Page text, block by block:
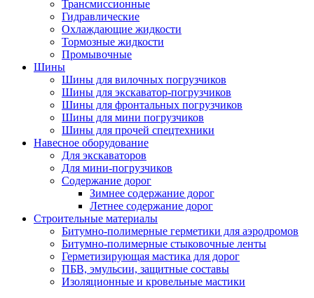
Трансмиссионные
Гидравлические
Охлаждающие жидкости
Тормозные жидкости
Промывочные
Шины
Шины для вилочных погрузчиков
Шины для экскаватор-погрузчиков
Шины для фронтальных погрузчиков
Шины для мини погрузчиков
Шины для прочей спецтехники
Навесное оборудование
Для экскаваторов
Для мини-погрузчиков
Содержание дорог
Зимнее содержание дорог
Летнее содержание дорог
Строительные материалы
Битумно-полимерные герметики для аэродромов
Битумно-полимерные стыковочные ленты
Герметизирующая мастика для дорог
ПБВ, эмульсии, защитные составы
Изоляционные и кровельные мастики